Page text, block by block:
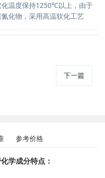
温度保持1250℃以上，由于
化物，采用高温软化工艺
下一篇
参考价格
学成分特点：